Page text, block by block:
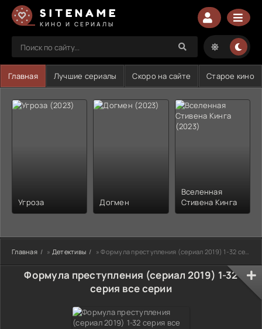
SITENAME
КИНО И СЕРИАЛЫ
Главная Лучшие сериалы Скоро на сайте Старое кино
Угроза Догмен
Вселенная
Стивена Кинга
Главная » Детективы » Формула преступления (сериал 2019) 1-32 серия все серии
Формула преступления (сериал 2019) 1-32
серия все серии